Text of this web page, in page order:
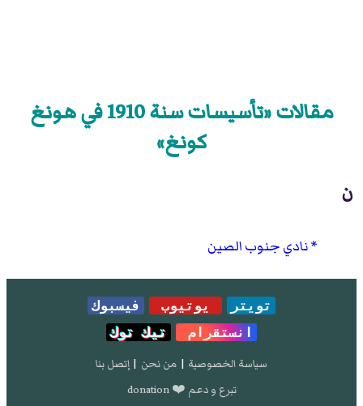
مقالات «تأسيسات سنة 1910 في هونغ
كونغ»
ن
نادي جنوب الصين
تويتر يوتيوب
فيسبوك
انستقرام
تيك توك
سياسة الخصوصية | من نحن | إتصل بنا
تبرع و دعم ❤️ donation